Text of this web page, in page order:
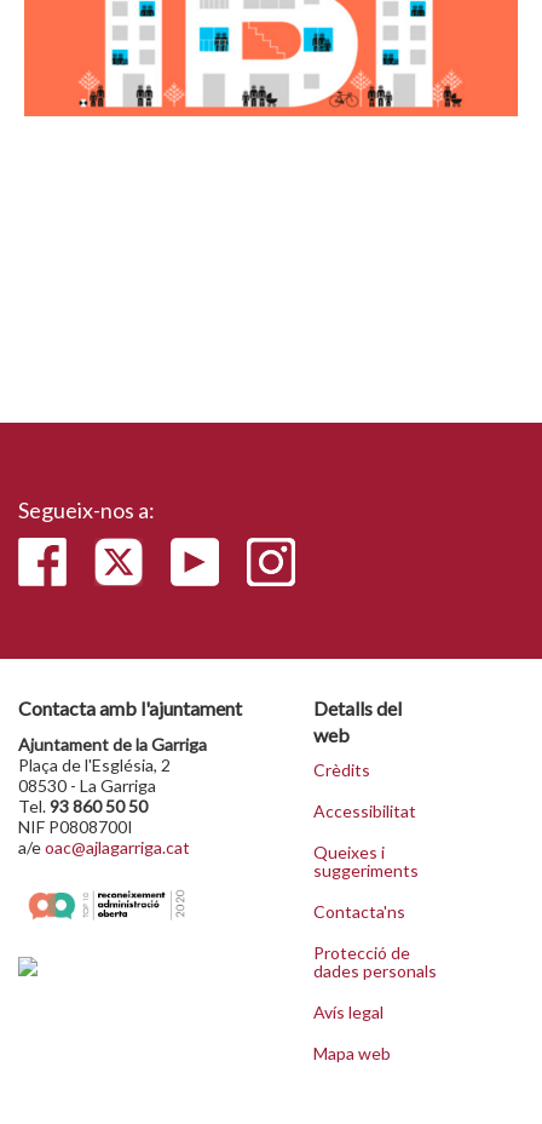
Segueix-nos a:
Contacta amb l'ajuntament
Ajuntament de la Garriga
Plaça de l'Església, 2
08530 - La Garriga
Tel.93 860 50 50
NIF P0808700I
a/eoac@ajlagarriga.cat
Detalls del
web
Crèdits
Accessibilitat
Queixes i
suggeriments
Contacta'ns
Protecció de
dades personals
Avís legal
Mapa web